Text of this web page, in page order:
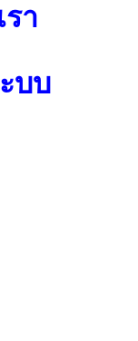
า
บบ